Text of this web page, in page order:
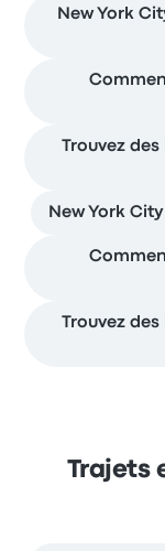
New York
Trouvez
New York
Trouvez
Trajets